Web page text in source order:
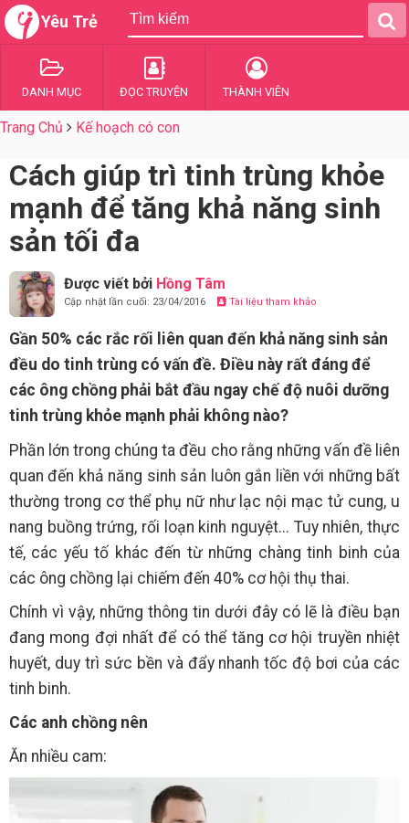
Yêu Trẻ
DANH MỤC ĐỌC TRUYỆN THÀNH VIÊN
Trang Chủ Kế hoạch có con
Cách giúp trì tinh trùng khỏe
mạnh để tăng khả năng sinh
sản tối đa
Được viết bởi Hồng Tâm
Cập nhật lần cuối: 23/04/2016 Tài liệu tham khảo
Gần 50% các rắc rối liên quan đến khả năng sinh sản
đều do tinh trùng có vấn đề. Điều này rất đáng để
các ông chồng phải bắt đầu ngay chế độ nuôi dưỡng
tinh trùng khỏe mạnh phải không nào?
Phần lớn trong chúng ta đều cho rằng những vấn đề liên
quan đến khả năng sinh sản luôn gắn liền với những bất
thường trong cơ thể phụ nữ như lạc nội mạc tử cung, u
nang buồng trứng, rối loạn kinh nguyệt... Tuy nhiên, thực
tế, các yếu tố khác đến từ những chàng tinh binh của
các ông chồng lại chiếm đến 40% cơ hội thụ thai.
Chính vì vậy, những thông tin dưới đây có lẽ là điều bạn
đang mong đợi nhất để có thể tăng cơ hội truyền nhiệt
huyết, duy trì sức bền và đẩy nhanh tốc độ bơi của các
tinh binh.
Các anh chồng nên
Ăn nhiều cam: